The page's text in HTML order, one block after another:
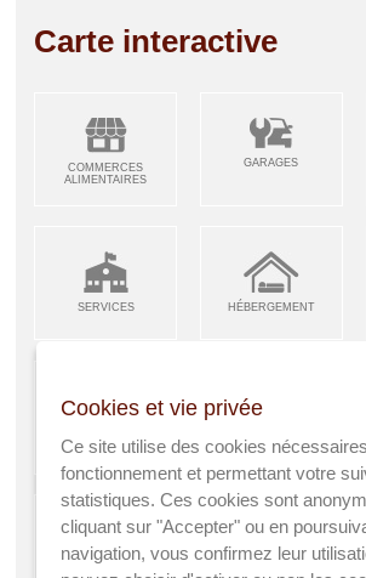
Carte interactive
COMMERCES
ALIMENTAIRES
GARAGES
SERVICES HÉBERGEMENT
ARTISANS &
INDUSTRIES
RESTAURANTS CAFÉS
SANTÉ
Cookies et vie privée
Ce site utilise des cookies
fonctionnement et permettant votre
statistiques. Ces cookies sont
cliquant sur "Accepter" ou en
navigation, vous confirmez leur